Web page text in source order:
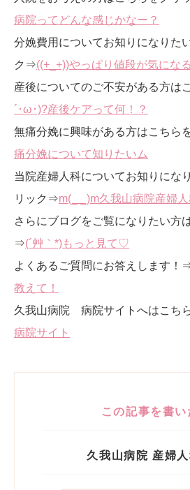
病院ってどんな感じかなー？
分娩費用についてお知りになりた
ク⇒((+_+))やっぱり値段が気になる
産後についてのご不安がある方は
´･ω･)?産後ケアって何！？
無痛分娩に興味がある方はこちら
痛分娩について知りたいム
当院産婦人科についてお知りにな
リック⇒m(_ _)m久我山病院産婦
さらにブログをご覧になりたい方
⇒(´艸｀*)もっと見て♡
よくあるご質問にお答えします！
教えて！
久我山病院 病院サイトへはこち
病院サイト
この記事を書い
久我山病院 産婦